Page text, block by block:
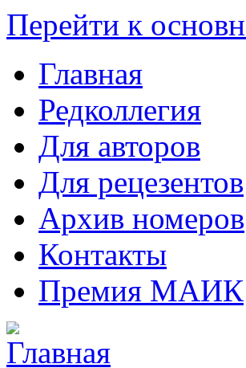
Перейти к
Главная
Редколлегия
Для авторов
Для рецезентов
Архив номеров
Контакты
Премия МАИК